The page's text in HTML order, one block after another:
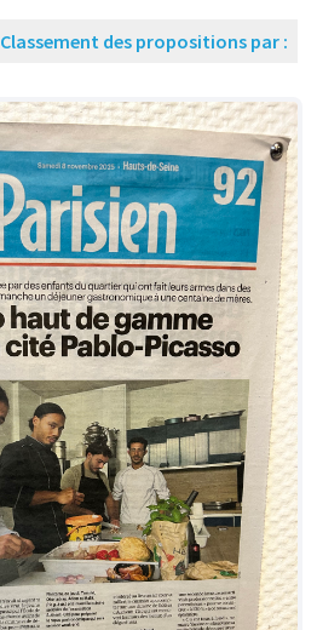
Classement des propositions par :